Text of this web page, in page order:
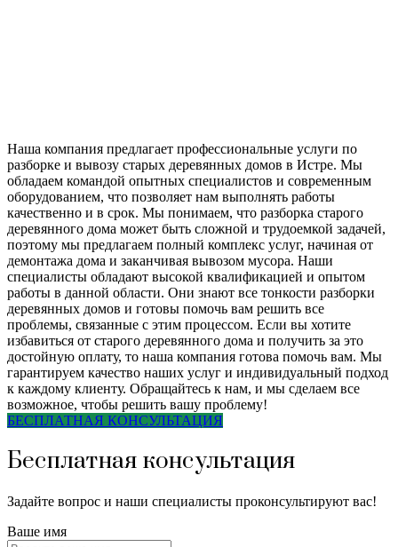
Наша компания предлагает профессиональные услуги по
разборке и вывозу старых деревянных домов в Истре. Мы
обладаем командой опытных специалистов и современным
оборудованием, что позволяет нам выполнять работы
качественно и в срок. Мы понимаем, что разборка старого
деревянного дома может быть сложной и трудоемкой задачей,
поэтому мы предлагаем полный комплекс услуг, начиная от
демонтажа дома и заканчивая вывозом мусора. Наши
специалисты обладают высокой квалификацией и опытом
работы в данной области. Они знают все тонкости разборки
деревянных домов и готовы помочь вам решить все
проблемы, связанные с этим процессом. Если вы хотите
избавиться от старого деревянного дома и получить за это
достойную оплату, то наша компания готова помочь вам. Мы
гарантируем качество наших услуг и индивидуальный подход
к каждому клиенту. Обращайтесь к нам, и мы сделаем все
возможное, чтобы решить вашу проблему!
БЕСПЛАТНАЯ КОНСУЛЬТАЦИЯ
Бесплатная консультация
Задайте вопрос и наши специалисты проконсультируют вас!
Ваше имя